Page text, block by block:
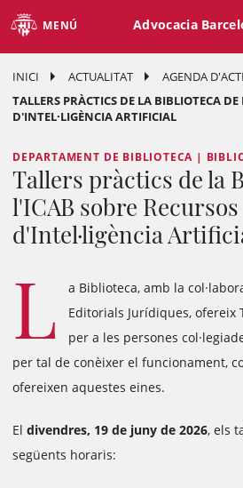
MENÚ Advocacia
INICI ACTUALITAT
AGENDA
TALLERS PRÀCTICS DE LA BIBLIOTECA
D'INTEL·LIGÈNCIA ARTIFICIAL
DEPARTAMENT DE BIBLIOTECA |
Tallers pràctics de la
l'ICAB sobre Recursos
d'Intel·ligència
L
a Biblioteca, amb la
Editorials Jurídiques,
per a les persones
per tal de conèixer el funcionament,
ofereixen aquestes eines.
El divendres, 19 de juny de 2026, els
següents horaris: